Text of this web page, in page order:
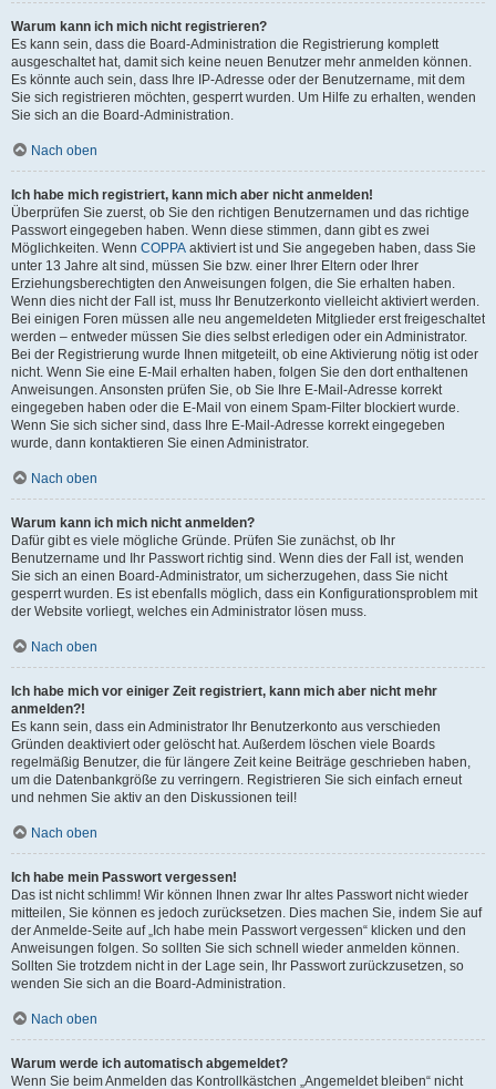
Warum kann ich mich nicht registrieren?
Es kann sein, dass die Board-Administration die Registrierung komplett
ausgeschaltet hat, damit sich keine neuen Benutzer mehr anmelden können.
Es könnte auch sein, dass Ihre IP-Adresse oder der Benutzername, mit dem
Sie sich registrieren möchten, gesperrt wurden. Um Hilfe zu erhalten, wenden
Sie sich an die Board-Administration.
Nach oben
Ich habe mich registriert, kann mich aber nicht anmelden!
Überprüfen Sie zuerst, ob Sie den richtigen Benutzernamen und das richtige
Passwort eingegeben haben. Wenn diese stimmen, dann gibt es zwei
Möglichkeiten. Wenn COPPA aktiviert ist und Sie angegeben haben, dass Sie
unter 13 Jahre alt sind, müssen Sie bzw. einer Ihrer Eltern oder Ihrer
Erziehungsberechtigten den Anweisungen folgen, die Sie erhalten haben.
Wenn dies nicht der Fall ist, muss Ihr Benutzerkonto vielleicht aktiviert werden.
Bei einigen Foren müssen alle neu angemeldeten Mitglieder erst freigeschaltet
werden – entweder müssen Sie dies selbst erledigen oder ein Administrator.
Bei der Registrierung wurde Ihnen mitgeteilt, ob eine Aktivierung nötig ist oder
nicht. Wenn Sie eine E-Mail erhalten haben, folgen Sie den dort enthaltenen
Anweisungen. Ansonsten prüfen Sie, ob Sie Ihre E-Mail-Adresse korrekt
eingegeben haben oder die E-Mail von einem Spam-Filter blockiert wurde.
Wenn Sie sich sicher sind, dass Ihre E-Mail-Adresse korrekt eingegeben
wurde, dann kontaktieren Sie einen Administrator.
Nach oben
Warum kann ich mich nicht anmelden?
Dafür gibt es viele mögliche Gründe. Prüfen Sie zunächst, ob Ihr
Benutzername und Ihr Passwort richtig sind. Wenn dies der Fall ist, wenden
Sie sich an einen Board-Administrator, um sicherzugehen, dass Sie nicht
gesperrt wurden. Es ist ebenfalls möglich, dass ein Konfigurationsproblem mit
der Website vorliegt, welches ein Administrator lösen muss.
Nach oben
Ich habe mich vor einiger Zeit registriert, kann mich aber nicht mehr
anmelden?!
Es kann sein, dass ein Administrator Ihr Benutzerkonto aus verschieden
Gründen deaktiviert oder gelöscht hat. Außerdem löschen viele Boards
regelmäßig Benutzer, die für längere Zeit keine Beiträge geschrieben haben,
um die Datenbankgröße zu verringern. Registrieren Sie sich einfach erneut
und nehmen Sie aktiv an den Diskussionen teil!
Nach oben
Ich habe mein Passwort vergessen!
Das ist nicht schlimm! Wir können Ihnen zwar Ihr altes Passwort nicht wieder
mitteilen, Sie können es jedoch zurücksetzen. Dies machen Sie, indem Sie auf
der Anmelde-Seite auf „Ich habe mein Passwort vergessen“ klicken und den
Anweisungen folgen. So sollten Sie sich schnell wieder anmelden können.
Sollten Sie trotzdem nicht in der Lage sein, Ihr Passwort zurückzusetzen, so
wenden Sie sich an die Board-Administration.
Nach oben
Warum werde ich automatisch abgemeldet?
Wenn Sie beim Anmelden das Kontrollkästchen „Angemeldet bleiben“ nicht